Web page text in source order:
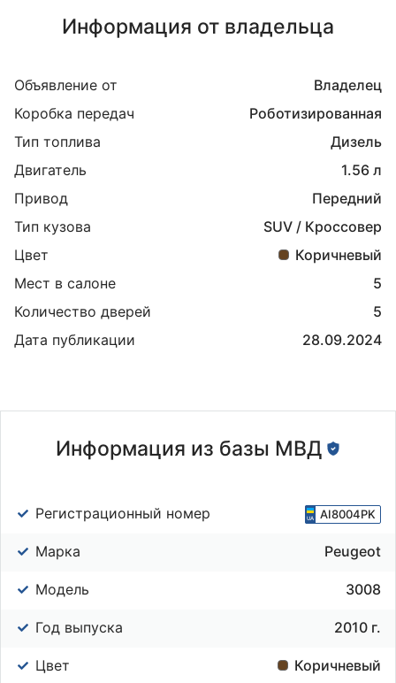
Информация от владельца
Объявление от
Владелец
Коробка передач
Роботизированная
Тип топлива
Дизель
Двигатель
1.56 л
Привод
Передний
Тип кузова
SUV / Кроссовер
Цвет
Коричневый
Мест в салоне
5
Количество дверей
5
Дата публикации
28.09.2024
Информация из базы МВД
Регистрационный номер AI8004PK
Марка Peugeot
Модель 3008
Год выпуска 2010 г.
Цвет Коричневый